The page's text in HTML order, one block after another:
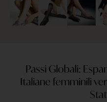
Passi Globali:
Italiane femminili